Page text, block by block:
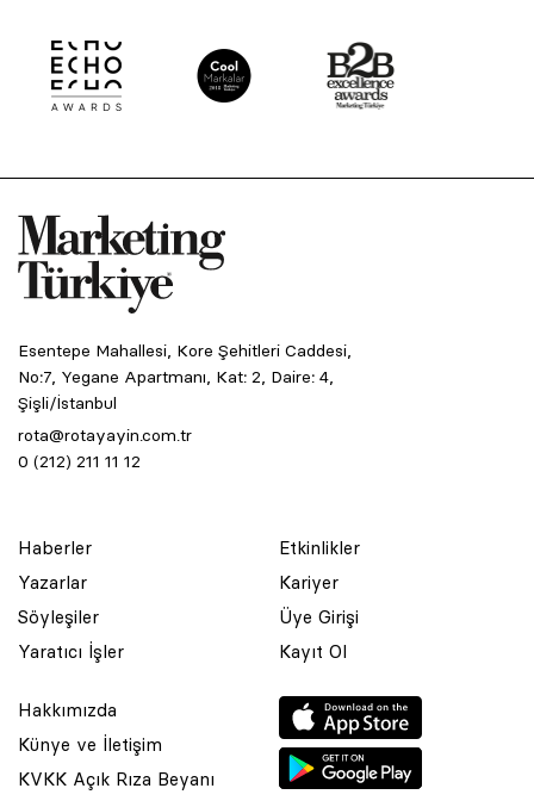
Esentepe Mahallesi, Kore Şehitleri Caddesi,
No:7, Yegane Apartmanı, Kat: 2, Daire: 4,
Şişli/İstanbul
rota@rotayayin.com.tr
0 (212) 211 11 12
Haberler
Yazarlar
Söyleşiler
Yaratıcı İşler
Etkinlikler
Kariyer
Üye Girişi
Kayıt Ol
Hakkımızda
Künye ve İletişim
KVKK Açık Rıza Beyanı